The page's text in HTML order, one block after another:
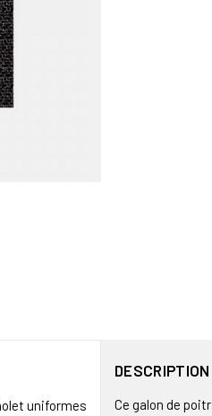
uniformes
DESCRIPTION
Ce galon de